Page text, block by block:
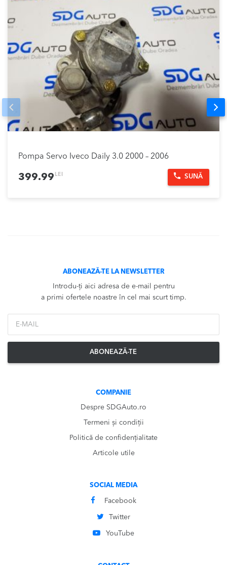
Pompa Servo Iveco Daily 3.0 2000 – 2006
399.99 LEI SUNĂ
Prev
ABONEAZĂ-TE LA NEWSLETTER
Introdu-ți aici adresa de e-mail pentru
a primi ofertele noastre în cel mai scurt timp.
ABONEAZĂ-TE
COMPANIE
Despre SDGAuto.ro
Termeni și condiții
Politică de confidențialitate
Articole utile
SOCIAL MEDIA
Facebook
Twitter
YouTube